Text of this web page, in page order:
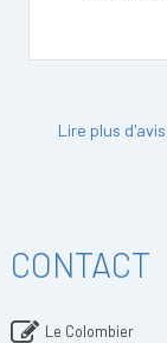
Lire plus
CONTACT
Le Colombier